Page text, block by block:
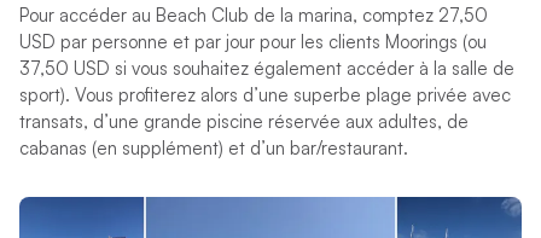
Pour accéder au Beach Club de la marina, comptez 27,50
USD par personne et par jour pour les clients Moorings (ou
37,50 USD si vous souhaitez également accéder à la salle de
sport). Vous profiterez alors d’une superbe plage privée avec
transats, d’une grande piscine réservée aux adultes, de
cabanas (en supplément) et d’un bar/restaurant.